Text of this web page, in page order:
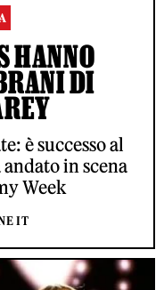
HANNO
DI
è successo al
in scena
Week
IT